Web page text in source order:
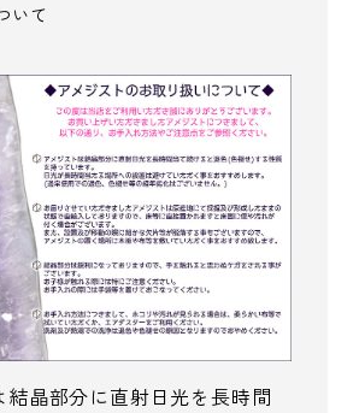
いて
結晶部分に直射日光を長時間